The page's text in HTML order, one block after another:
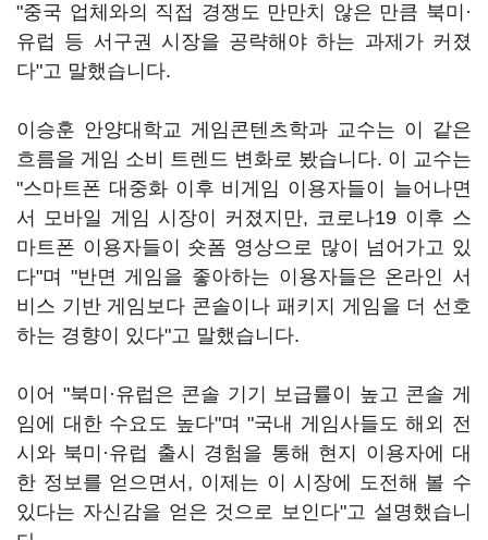
"중국 업체와의 직접 경쟁도 만만치 않은 만큼 북미·
유럽 등 서구권 시장을 공략해야 하는 과제가 커졌
다"고 말했습니다.
이승훈 안양대학교 게임콘텐츠학과 교수는 이 같은
흐름을 게임 소비 트렌드 변화로 봤습니다. 이 교수는
"스마트폰 대중화 이후 비게임 이용자들이 늘어나면
서 모바일 게임 시장이 커졌지만, 코로나19 이후 스
마트폰 이용자들이 숏폼 영상으로 많이 넘어가고 있
다"며 "반면 게임을 좋아하는 이용자들은 온라인 서
비스 기반 게임보다 콘솔이나 패키지 게임을 더 선호
하는 경향이 있다"고 말했습니다.
이어 "북미·유럽은 콘솔 기기 보급률이 높고 콘솔 게
임에 대한 수요도 높다"며 "국내 게임사들도 해외 전
시와 북미·유럽 출시 경험을 통해 현지 이용자에 대
한 정보를 얻으면서, 이제는 이 시장에 도전해 볼 수
있다는 자신감을 얻은 것으로 보인다"고 설명했습니